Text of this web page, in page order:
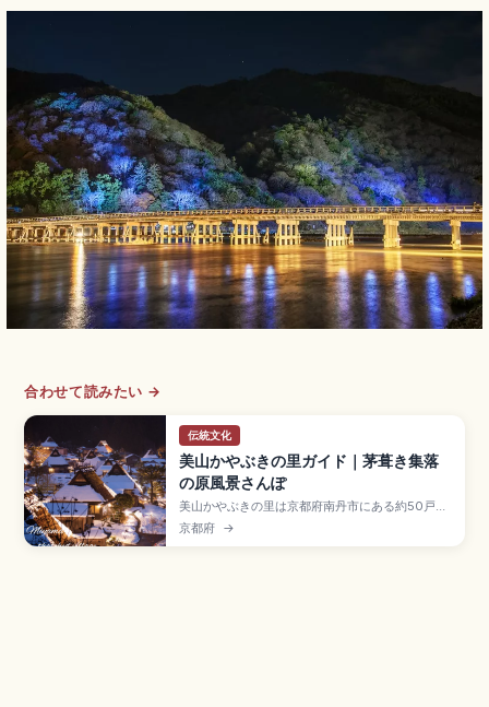
合わせて読みたい →
伝統文化
美山かやぶきの里ガイド｜茅葺き集落
の原風景さんぽ
美山かやぶきの里は京都府南丹市にある約50戸の
茅葺き集落で、「北山型民家」が39棟並ぶ国の重
要伝統的建造物群保存地区。1993年選定、UN
京都府 →